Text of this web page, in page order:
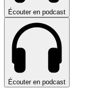
Écouter en podcast
Écouter en podcast